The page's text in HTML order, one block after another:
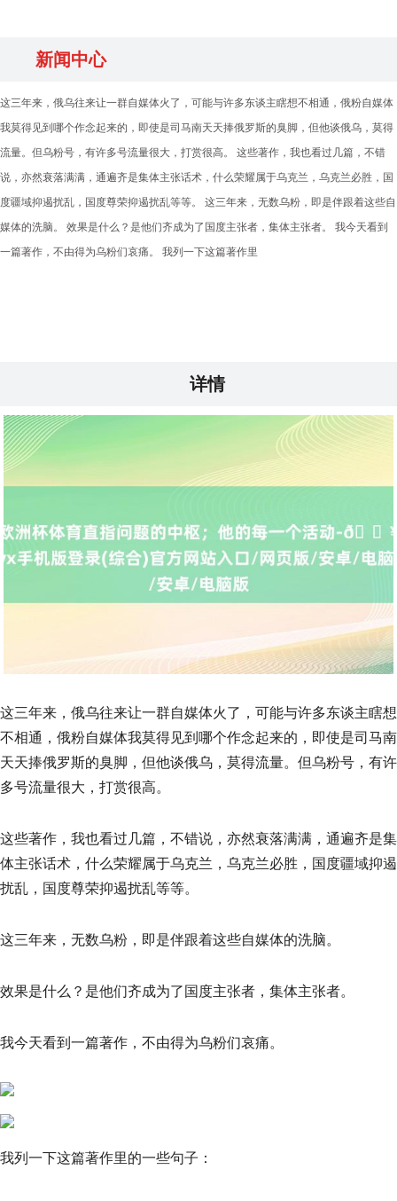
新闻中心
这三年来，俄乌往来让一群自媒体火了，可能与许多东谈主瞎想不相通，俄粉自媒体
我莫得见到哪个作念起来的，即使是司马南天天捧俄罗斯的臭脚，但他谈俄乌，莫得
流量。但乌粉号，有许多号流量很大，打赏很高。 这些著作，我也看过几篇，不错
说，亦然衰落满满，通遍齐是集体主张话术，什么荣耀属于乌克兰，乌克兰必胜，国
度疆域抑遏扰乱，国度尊荣抑遏扰乱等等。 这三年来，无数乌粉，即是伴跟着这些自
媒体的洗脑。 效果是什么？是他们齐成为了国度主张者，集体主张者。 我今天看到
一篇著作，不由得为乌粉们哀痛。 我列一下这篇著作里
详情
这三年来，俄乌往来让一群自媒体火了，可能与许多东谈主瞎想
不相通，俄粉自媒体我莫得见到哪个作念起来的，即使是司马南
天天捧俄罗斯的臭脚，但他谈俄乌，莫得流量。但乌粉号，有许
多号流量很大，打赏很高。
这些著作，我也看过几篇，不错说，亦然衰落满满，通遍齐是集
体主张话术，什么荣耀属于乌克兰，乌克兰必胜，国度疆域抑遏
扰乱，国度尊荣抑遏扰乱等等。
这三年来，无数乌粉，即是伴跟着这些自媒体的洗脑。
效果是什么？是他们齐成为了国度主张者，集体主张者。
我今天看到一篇著作，不由得为乌粉们哀痛。
我列一下这篇著作里的一些句子：